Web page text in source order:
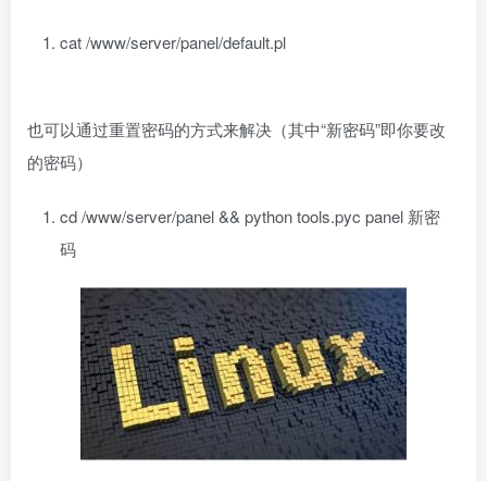
cat /www/server/panel/default.pl
也可以通过重置密码的方式来解决（其中“新密码”即你要改
的密码）
cd /www/server/panel && python tools.pyc panel 新密
码